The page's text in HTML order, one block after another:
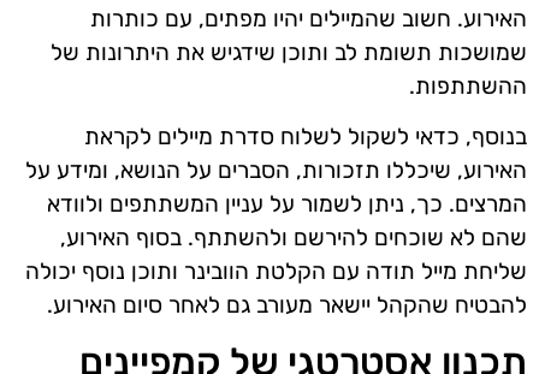
האירוע. חשוב שהמיילים יהיו מפתים, עם כותרות
שמושכות תשומת לב ותוכן שידגיש את היתרונות של
ההשתתפות.
בנוסף, כדאי לשקול לשלוח סדרת מיילים לקראת
האירוע, שיכללו תזכורות, הסברים על הנושא, ומידע על
המרצים. כך, ניתן לשמור על עניין המשתתפים ולוודא
שהם לא שוכחים להירשם ולהשתתף. בסוף האירוע,
שליחת מייל תודה עם הקלטת הוובינר ותוכן נוסף יכולה
להבטיח שהקהל יישאר מעורב גם לאחר סיום האירוע.
תכנון אסטרטגי של קמפיינים